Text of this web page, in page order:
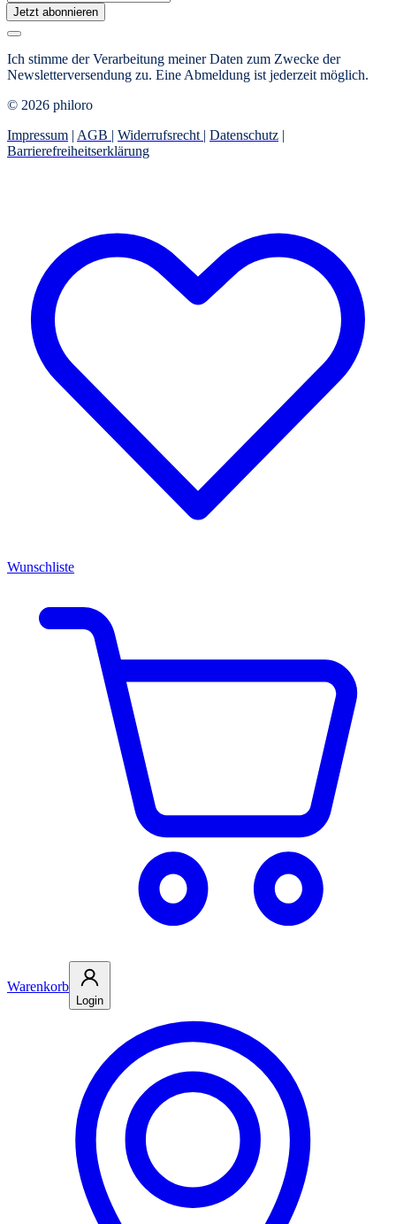
Jetzt abonnieren
Ich stimme der Verarbeitung meiner Daten zum Zwecke der
Newsletterversendung zu. Eine Abmeldung ist jederzeit möglich.
© 2026 philoro
Impressum | AGB | Widerrufsrecht | Datenschutz |
Barrierefreiheitserklärung
Wunschliste
Warenkorb
Login